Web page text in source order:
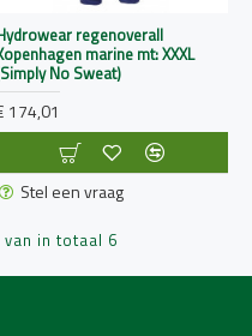
regenoverall
marine mt: XXXL
No Sweat)
174,01
Stel een vraag
in totaal 6